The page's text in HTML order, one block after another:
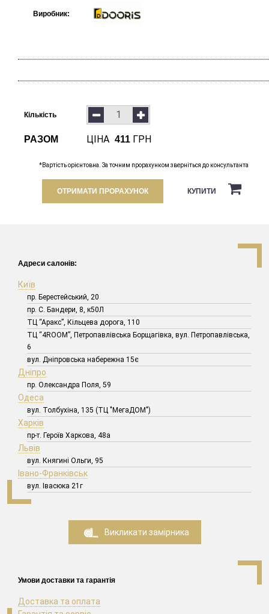
Виробник:
Кількість
РАЗОМ ЦІНА 411 ГРН
*Вартість орієнтовна. За точним прорахунком зверніться до консультанта
ОТРИМАТИ ПРОРАХУНОК КУПИТИ
Адреси салонів:
Київ
пр. Берестейський, 20
пр. С. Бандери, 8, к50Л
ТЦ “Аракс”, Кільцева дорога, 110
ТЦ “4ROOM”, Петропавлівська Борщагівка, вул. Петропавлівська,
6
вул. Дніпровська набережна 15є
Дніпро
пр. Олександра Поля, 59
Одеса
вул. Толбухіна, 135 (ТЦ "МегаДОМ")
Харків
пр-т. Героїв Харкова, 48а
Львів
вул. Княгині Ольги, 95
Івано-Франківськ
вул. Івасюка 21г
Викликати замірника
Умови доставки та гарантія
Доставка та оплата